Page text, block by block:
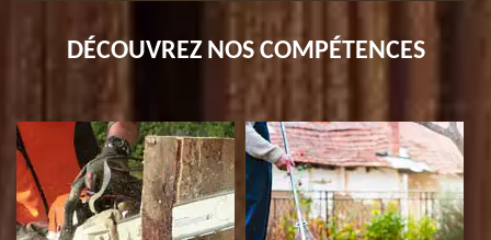
DÉCOUVREZ NOS COMPÉTENCES